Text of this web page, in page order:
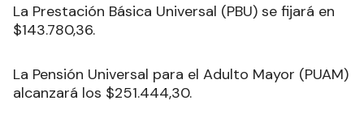
La Prestación Básica Universal (PBU) se fijará en
$143.780,36.
La Pensión Universal para el Adulto Mayor (PUAM)
alcanzará los $251.444,30.